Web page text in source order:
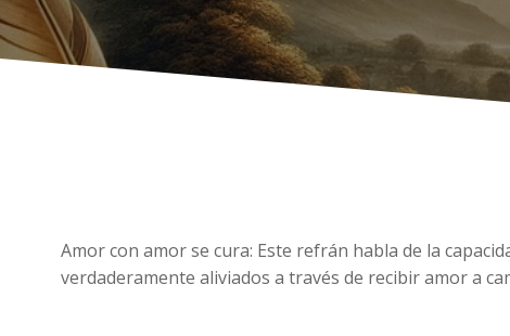
Amor con amor se cura: Este refrán habla de la
verdaderamente aliviados a través de recibir amor a